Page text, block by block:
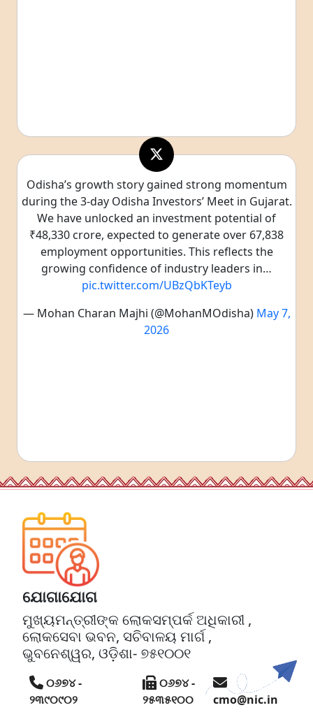
Odisha’s growth story gained strong momentum
during the 3-day Odisha Investors’ Meet in Gujarat.
We have unlocked an investment potential of
₹48,330 crore, expected to generate over 67,838
employment opportunities. This reflects the
growing confidence of industry leaders in…
pic.twitter.com/UBzQbKTeyb
— Mohan Charan Majhi (@MohanMOdisha) May 7,
2026
ଯୋଗାଯୋଗ
ମୁଖ୍ୟମନ୍ତ୍ରୀଙ୍କ ଲୋକସମ୍ପର୍କ ଅଧିକାରୀ ,
ଲୋକସେବା ଭବନ, ସଚିବାଳୟ ମାର୍ଗ ,
ଭୁବନେଶ୍ୱର, ଓଡ଼ିଶା- ୭୫୧୦୦୧
୦୬୭୪ -
୨୩୯୦୯୦୨
୦୬୭୪ -
୨୫୩୫୧୦୦
cmo@nic.in